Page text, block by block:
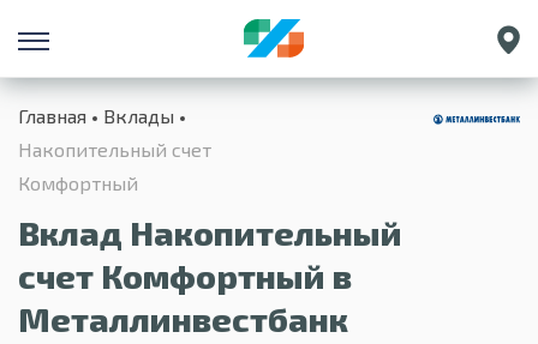
Санкт-Петербург
Екатеринбург
Главная
Вклады
Накопительный счет
Комфортный
Вклад Накопительный
счет Комфортный в
Металлинвестбанк